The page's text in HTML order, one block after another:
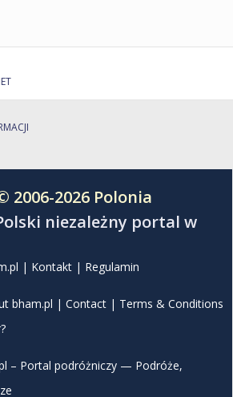
2006-2026 Polonia
niezależny portal w
| Kontakt | Regulamin
bham.pl | Contact | Terms & Conditions
– Portal podróżniczy — Podróże,